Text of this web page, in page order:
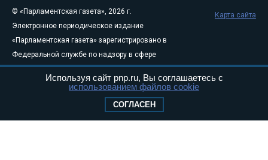
© «Парламентская газета», 2026 г.
Электронное периодическое издание
«Парламентская газета» зарегистрировано в
Федеральной службе по надзору в сфере
связи, информационных технологий и
массовых коммуникаций (Роскомнадзор) 05
Свидетельство о регистрации Эл № ФС77-
Карта сайта
Используя сайт pnp.ru, Вы соглашаетесь с
использованием файлов cookie
СОГЛАСЕН